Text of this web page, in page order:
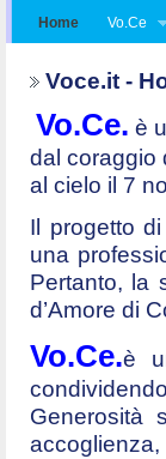
Home Vo.Ce
Voce.it -
Vo.Ce. è
dal coraggio
al cielo il 7
Il progetto
una
Pertanto, la
d’Amore di
Vo.Ce.è
Generosità